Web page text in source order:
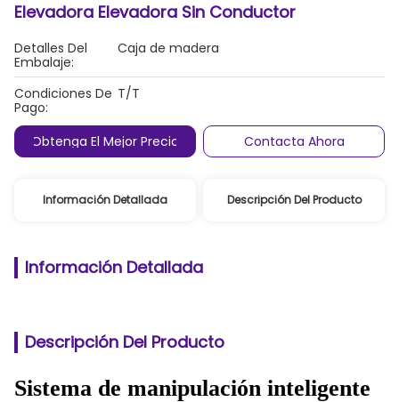
Elevadora Elevadora Sin Conductor
Detalles Del
Embalaje:
Caja de madera
Condiciones De
Pago:
T/T
Obtenga El Mejor Precio Contacta Ahora
Información Detallada Descripción Del Producto
Información Detallada
Descripción Del Producto
Sistema de manipulación inteligente